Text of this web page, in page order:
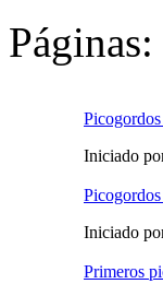
Iniciado
Iniciado
Primeros